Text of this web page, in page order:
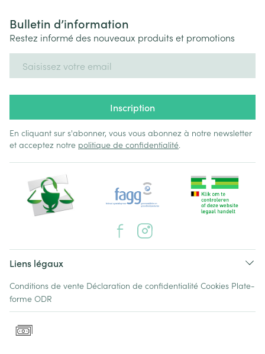
Bulletin d’information
Restez informé des nouveaux produits et promotions
Inscription
En cliquant sur s'abonner, vous vous abonnez à notre newsletter
et acceptez notre politique de confidentialité.
Liens légaux
Conditions de vente Déclaration de confidentialité Cookies Plate-
forme ODR